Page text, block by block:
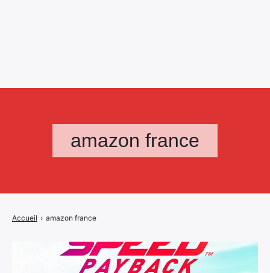
amazon france
Accueil › amazon france